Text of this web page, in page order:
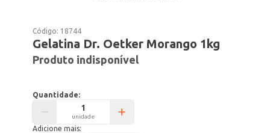
Código: 18744
Gelatina Dr. Oetker Morango 1kg
Produto indisponível
Quantidade:
unidade
Adicione mais: